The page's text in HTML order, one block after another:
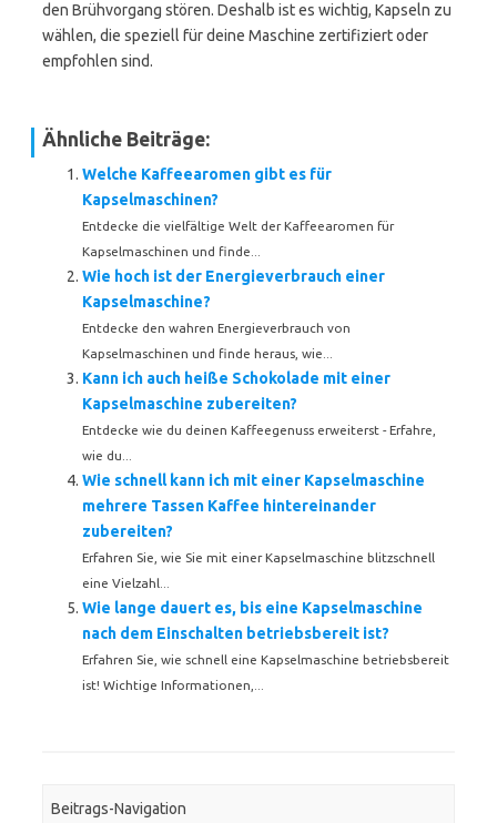
den Brühvorgang stören. Deshalb ist es wichtig, Kapseln zu
wählen, die speziell für deine Maschine zertifiziert oder
empfohlen sind.
Ähnliche Beiträge:
Welche Kaffeearomen gibt es für
Kapselmaschinen?
Entdecke die vielfältige Welt der Kaffeearomen für
Kapselmaschinen und finde...
Wie hoch ist der Energieverbrauch einer
Kapselmaschine?
Entdecke den wahren Energieverbrauch von
Kapselmaschinen und finde heraus, wie...
Kann ich auch heiße Schokolade mit einer
Kapselmaschine zubereiten?
Entdecke wie du deinen Kaffeegenuss erweiterst - Erfahre,
wie du...
Wie schnell kann ich mit einer Kapselmaschine
mehrere Tassen Kaffee hintereinander
zubereiten?
Erfahren Sie, wie Sie mit einer Kapselmaschine blitzschnell
eine Vielzahl...
Wie lange dauert es, bis eine Kapselmaschine
nach dem Einschalten betriebsbereit ist?
Erfahren Sie, wie schnell eine Kapselmaschine betriebsbereit
ist! Wichtige Informationen,...
Beitrags-Navigation